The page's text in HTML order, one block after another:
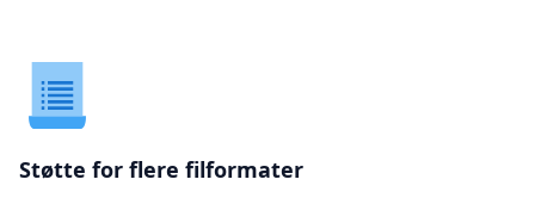
Støtte for flere filformater